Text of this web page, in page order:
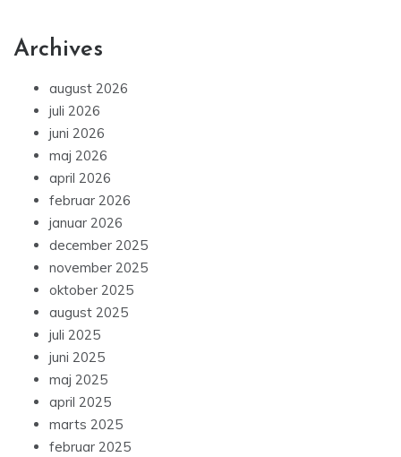
Archives
august 2026
juli 2026
juni 2026
maj 2026
april 2026
februar 2026
januar 2026
december 2025
november 2025
oktober 2025
august 2025
juli 2025
juni 2025
maj 2025
april 2025
marts 2025
februar 2025